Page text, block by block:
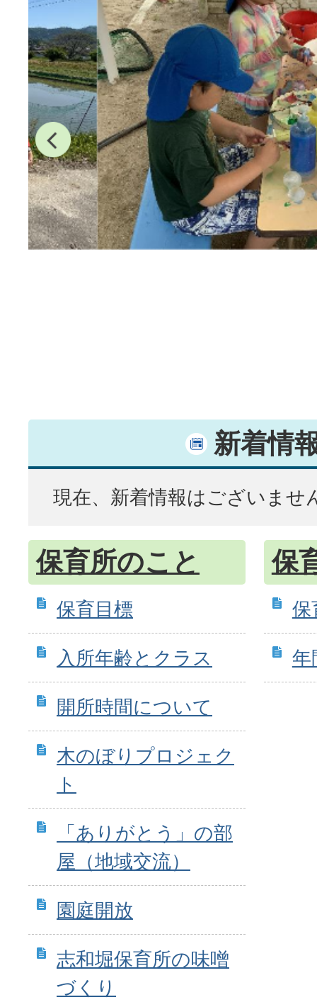
新着情
現在、新着情報はございませ
保育所のこと
保育目標
入所年齢とクラス
開所時間について
木のぼりプロジェク
ト
「ありがとう」の部
屋（地域交流）
園庭開放
志和堀保育所の味噌
づくり
保
保
年